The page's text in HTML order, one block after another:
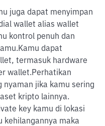
juga dapat menyimpan
wallet alias wallet
kontrol penuh dan
Kamu dapat
termasuk hardware
wallet.Perhatikan
nyaman jika kamu sering
kripto lainnya.
key kamu di lokasi
kehilangannya maka